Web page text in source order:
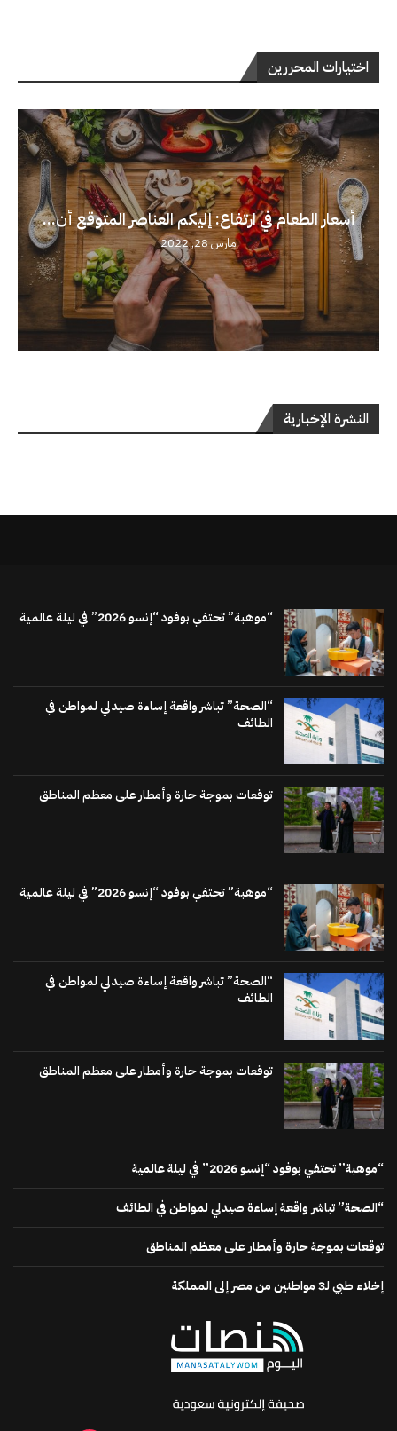
اختيارات المحررين
أسعار الطعام في ارتفاع: إليكم العناصر المتوقع أن...
مارس 28, 2022
النشرة الإخبارية
“موهبة” تحتفي بوفود “إنسو 2026” في ليلة عالمية
“الصحة” تباشر واقعة إساءة صيدلي لمواطن في
الطائف
توقعات بموجة حارة وأمطار على معظم المناطق
“موهبة” تحتفي بوفود “إنسو 2026” في ليلة عالمية
“الصحة” تباشر واقعة إساءة صيدلي لمواطن في
الطائف
توقعات بموجة حارة وأمطار على معظم المناطق
“موهبة” تحتفي بوفود “إنسو 2026” في ليلة عالمية
“الصحة” تباشر واقعة إساءة صيدلي لمواطن في الطائف
توقعات بموجة حارة وأمطار على معظم المناطق
إخلاء طبي لـ3 مواطنين من مصر إلى المملكة